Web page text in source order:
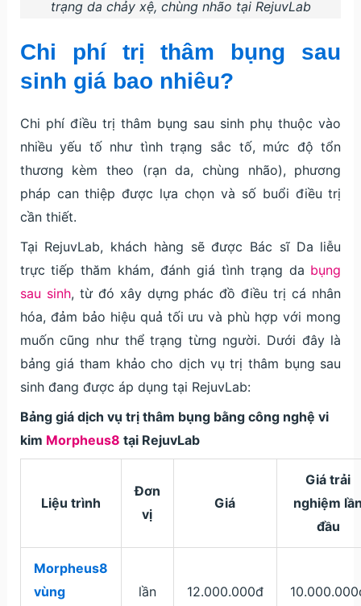
trạng da chảy xệ, chùng nhão tại RejuvLab
Chi phí trị thâm bụng sau
sinh giá bao nhiêu?
Chi phí điều trị thâm bụng sau sinh phụ thuộc vào
nhiều yếu tố như tình trạng sắc tố, mức độ tổn
thương kèm theo (rạn da, chùng nhão), phương
pháp can thiệp được lựa chọn và số buổi điều trị
cần thiết.
Tại RejuvLab, khách hàng sẽ được Bác sĩ Da liễu
trực tiếp thăm khám, đánh giá tình trạng da bụng
sau sinh, từ đó xây dựng phác đồ điều trị cá nhân
hóa, đảm bảo hiệu quả tối ưu và phù hợp với mong
muốn cũng như thể trạng từng người. Dưới đây là
bảng giá tham khảo cho dịch vụ trị thâm bụng sau
sinh đang được áp dụng tại RejuvLab:
Bảng giá dịch vụ trị thâm bụng bằng công nghệ vi
kim Morpheus8 tại RejuvLab
Liệu trình
Đơn
vị
Giá
Giá trải
nghiệm
đầu
Morpheus8
vùng
lần 12.000.000đ